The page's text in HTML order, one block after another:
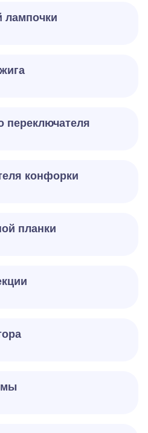
лампочки
переключателя
конфорки
планки